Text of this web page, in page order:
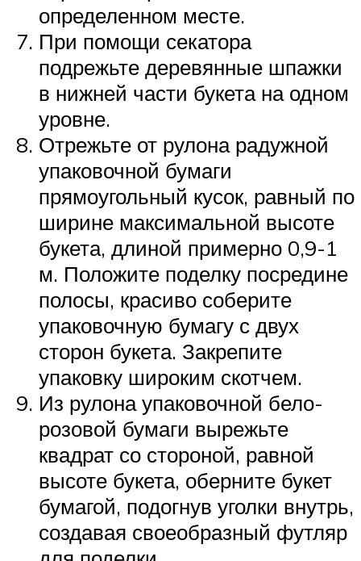
определенном месте.
При помощи секатора
подрежьте деревянные шпажки
в нижней части букета на одном
уровне.
Отрежьте от рулона радужной
упаковочной бумаги
прямоугольный кусок, равный по
ширине максимальной высоте
букета, длиной примерно 0,9-1
м. Положите поделку посредине
полосы, красиво соберите
упаковочную бумагу с двух
сторон букета. Закрепите
упаковку широким скотчем.
Из рулона упаковочной бело-
розовой бумаги вырежьте
квадрат со стороной, равной
высоте букета, оберните букет
бумагой, подогнув уголки внутрь,
создавая своеобразный футляр